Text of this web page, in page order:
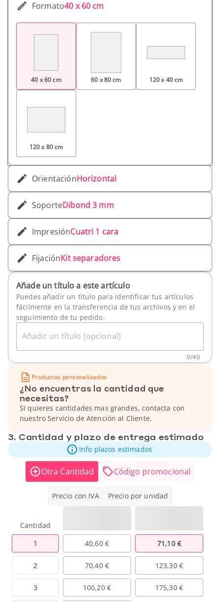
Formato40 x 60 cm
40 x 60 cm 60 x 80 cm 120 x 40 cm
120 x 80 cm
OrientaciónHorizontal
SoporteDibond 3 mm
ImpresiónCuatri 1 cara
FijaciónKit separadores
Añade un título a este artículo
Puedes añadir un título para identificar tus artículos
fácilmente en la transferencia de tus archivos y en el
seguimiento de tu pedido.
Añadir un título (opcional)
0/40
Productos personalizados
¿No encuentras la cantidad que
necesitas?
Si quieres cantidades mas grandes, contacta con
nuestro Servicio de Atención al Cliente.
3. Cantidad y plazo de entrega estimado
Info plazos estimados
Otra Cantidad Código promocional
Precio con IVA Precio por unidad
Cantidad
1
2
3
40,60 € 71,10 €
70,40 € 123,30 €
100,20 € 175,30 €